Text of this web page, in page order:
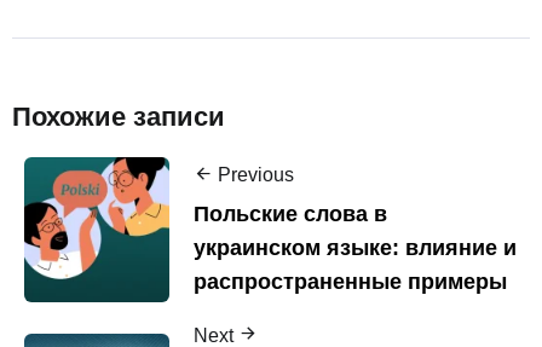
Похожие записи
Previous
Польские слова в
украинском языке: влияние и
распространенные примеры
Next